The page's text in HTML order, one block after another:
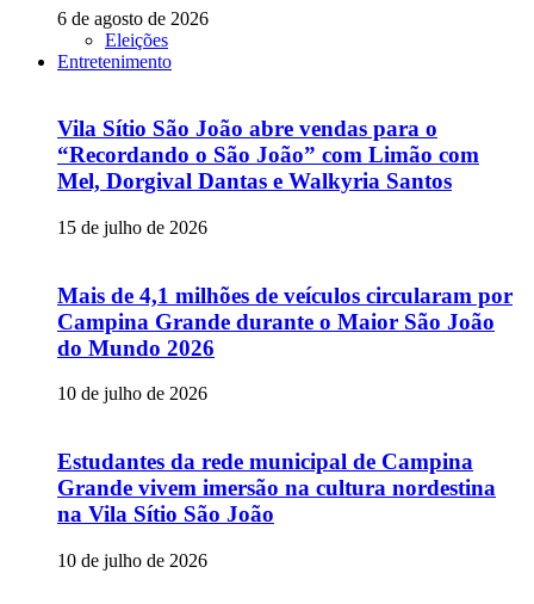
6 de agosto de 2026
Eleições
Entretenimento
Vila Sítio São João abre vendas para o
“Recordando o São João” com Limão com
Mel, Dorgival Dantas e Walkyria Santos
15 de julho de 2026
Mais de 4,1 milhões de veículos circularam por
Campina Grande durante o Maior São João
do Mundo 2026
10 de julho de 2026
Estudantes da rede municipal de Campina
Grande vivem imersão na cultura nordestina
na Vila Sítio São João
10 de julho de 2026